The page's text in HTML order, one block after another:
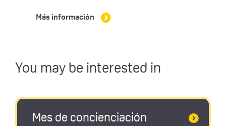
Más información
You may be interested in
Mes de concienciación